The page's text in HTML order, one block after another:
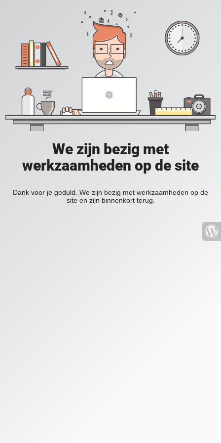
We zijn bezig met
werkzaamheden op de site
Dank voor je geduld. We zijn bezig met werkzaamheden op de
site en zijn binnenkort terug.